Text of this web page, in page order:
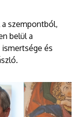
szempontból,
belül a
és